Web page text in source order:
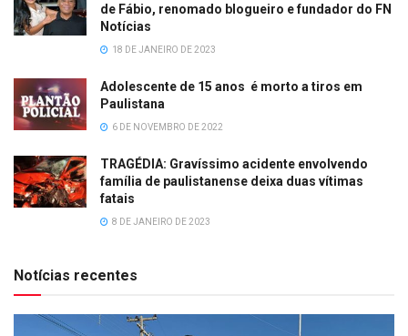
de Fábio, renomado blogueiro e fundador do FN
Notícias
18 DE JANEIRO DE 2023
Adolescente de 15 anos é morto a tiros em
Paulistana
6 DE NOVEMBRO DE 2022
TRAGÉDIA: Gravíssimo acidente envolvendo
família de paulistanense deixa duas vítimas
fatais
8 DE JANEIRO DE 2023
Notícias recentes